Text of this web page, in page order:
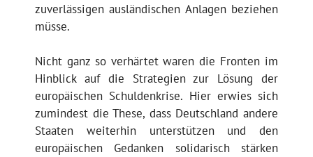
zuverlässigen ausländischen Anlagen beziehen
müsse.
Nicht ganz so verhärtet waren die Fronten im
Hinblick auf die Strategien zur Lösung der
europäischen Schuldenkrise. Hier erwies sich
zumindest die These, dass Deutschland andere
Staaten weiterhin unterstützen und den
europäischen Gedanken solidarisch stärken